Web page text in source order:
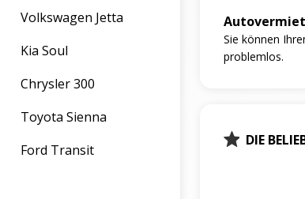
Volkswagen Jetta
Kia Soul
Chrysler 300
Toyota Sienna
Ford Transit
Sie können
problemlos.
DIE